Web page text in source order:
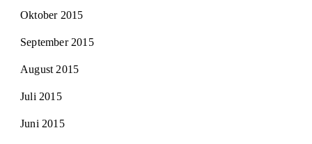
Oktober 2015
September 2015
August 2015
Juli 2015
Juni 2015